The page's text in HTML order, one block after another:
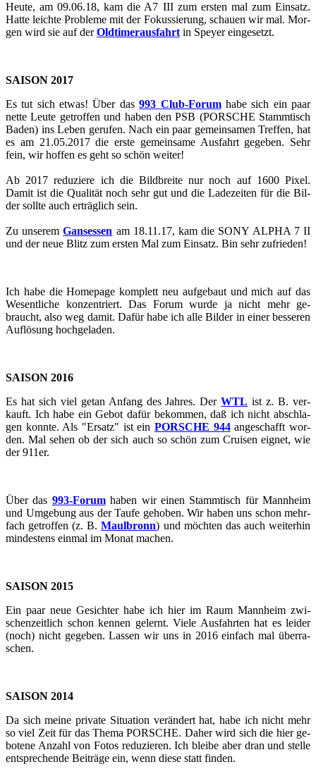
Heute, am 09.06.18, kam die A7 III zum ers­ten mal zum Ein­satz.
Hatte leich­te Pro­ble­me mit der Fo­kus­sie­rung, schau­en wir mal. Mor­
gen wird sie auf derOld­ti­mer­aus­fahrt in Spey­er ein­ge­setzt.
SAI­SON 2017
Es tut sich etwas! Über das993 Club-​​​​​​​​​​​​​​​​​​​​​​​​​​​​​​​​​​​​​​​​​​​​​​​​​​​​​​​​​​​​​​​​​​​​​​​​​​​​​​​​​​​​​​​​​​​​​​​​​​​​​​​Forumhabe sich ein paar
nette Leute ge­trof­fen und haben den PSB (POR­SCHE Stamm­tisch
Baden) ins Leben ge­ru­fen. Nach ein paar ge­mein­sa­men Tref­fen, hat
es am 21.05.2017 die erste ge­mein­sa­me Aus­fahrt ge­ge­ben. Sehr
fein, wir hof­fen es geht so schön wei­ter!
Ab 2017 re­du­zie­re ich die Bild­brei­te nur noch auf 1600 Pixel.
Damit ist die Qua­li­tät noch sehr gut und die La­de­zei­ten für die Bil­
der soll­te auch er­träg­lich sein.
Zu un­se­remGan­ses­sen am 18.11.17, kam die SONY ALPHA 7 II
und der neue Blitz zum ers­ten Mal zum Ein­satz. Bin sehr zu­frie­den!
Ich habe die Home­page kom­plett neu auf­ge­baut und mich auf das
We­sent­li­che kon­zen­triert. Das Forum wurde ja nicht mehr ge­
braucht, also weg damit. Dafür habe ich alle Bil­der in einer bes­se­ren
Auf­lö­sung hoch­ge­la­den.
SAI­SON 2016
Es hat sich viel getan An­fang des Jah­res. DerWTL ist z. B. ver­
kauft. Ich habe ein Gebot dafür be­kom­men, daß ich nicht ab­schla­
gen konn­te. Als "Er­satz" ist ein POR­SCHE 944an­ge­schafft wor­
den. Mal sehen ob der sich auch so schön zum Crui­sen eig­net, wie
der 911er.
Über das 993-​​​​​​​​​​​​​​​​​​​​​​​​​​​​​​​​​​​​​​​​​​​​​​​​​​​​​​​​​​​​​​​​​​​​​​​​​​​​​​​​​​​​​​​​​​​​​​​​​​​​​​​Forumhaben wir einen Stamm­tisch für Mann­heim
und Um­ge­bung aus der Taufe ge­ho­ben. Wir haben uns schon mehr­
fach ge­trof­fen (z. B.Maul­bronn) und möch­ten das auch wei­ter­hin
min­des­tens ein­mal im Monat ma­chen.
SAI­SON 2015
Ein paar neue Ge­sich­ter habe ich hier im Raum Mann­heim zwi­
schen­zeit­lich schon ken­nen ge­lernt. Viele Aus­fahr­ten hat es lei­der
(noch) nicht ge­ge­ben. Las­sen wir uns in 2016 ein­fach mal über­ra­
schen.
SAI­SON 2014
Da sich meine pri­va­te Si­tua­ti­on ver­än­dert hat, habe ich nicht mehr
so viel Zeit für das Thema POR­SCHE. Daher wird sich die hier ge­
bo­te­ne An­zahl von Fotos re­du­zie­ren. Ich blei­be aber dran und stel­le
ent­spre­chen­de Bei­trä­ge ein, wenn diese statt fin­den.